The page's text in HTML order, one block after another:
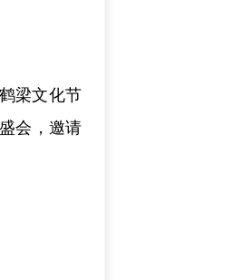
梁文化节
会，邀请